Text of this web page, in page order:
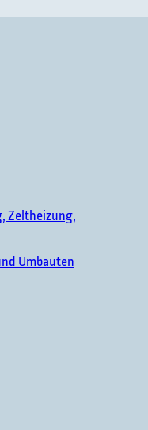
Zeltheizung,
Umbauten